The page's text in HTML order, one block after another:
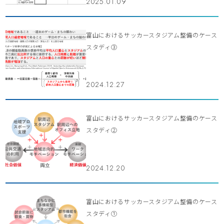
富山におけるサッカースタジアム整備のケース
スタディ③
2024.12.27
富山におけるサッカースタジアム整備のケース
スタディ②
2024.12.20
富山におけるサッカースタジアム整備のケース
スタディ①